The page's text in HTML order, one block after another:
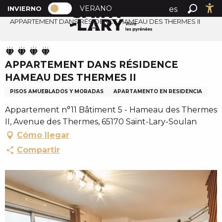
A
l
r
a
u
c
n
t
e
n
p
r
n
PAGE D’ACCUEIL ACTUELLE HIVER : PASSER EN
INVIERNO PAGE D’ACCUEIL ACTUELLE HIVER :
VERANO
es
Buscar
Inicio
APPARTEMENT DANS RÉSIDENCE HAMEAU DES THERMES II
APPARTEMENT DANS RÉSIDENCE
HAMEAU DES THERMES II
PISOS AMUEBLADOS Y MORADAS APARTAMENTO EN RESIDENCIA
Appartement n°11 Bâtiment 5 - Hameau des Thermes
II, Avenue des Thermes, 65170 Saint-Lary-Soulan
Cómo llegar
Compartir